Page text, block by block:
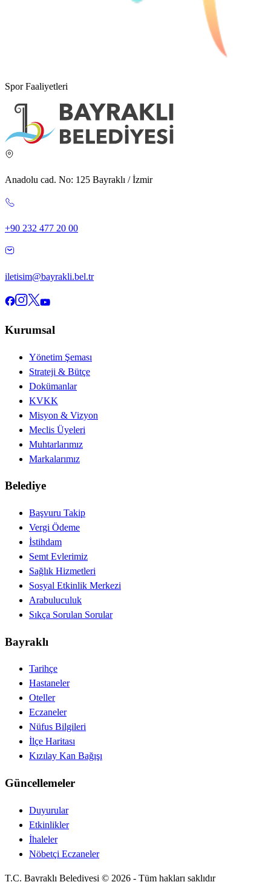
Spor Faaliyetleri
Anadolu cad. No: 125 Bayraklı / İzmir
+90 232 477 20 00
iletisim@bayrakli.bel.tr
Kurumsal
Yönetim Şeması
Strateji & Bütçe
Dokümanlar
KVKK
Misyon & Vizyon
Meclis Üyeleri
Muhtarlarımız
Markalarımız
Belediye
Başvuru Takip
Vergi Ödeme
İstihdam
Semt Evlerimiz
Sağlık Hizmetleri
Sosyal Etkinlik Merkezi
Arabuluculuk
Sıkça Sorulan Sorular
Bayraklı
Tarihçe
Hastaneler
Oteller
Eczaneler
Nüfus Bilgileri
İlçe Haritası
Kızılay Kan Bağışı
Güncellemeler
Duyurular
Etkinlikler
İhaleler
Nöbetçi Eczaneler
T.C. Bayraklı Belediyesi © 2026 - Tüm hakları saklıdır